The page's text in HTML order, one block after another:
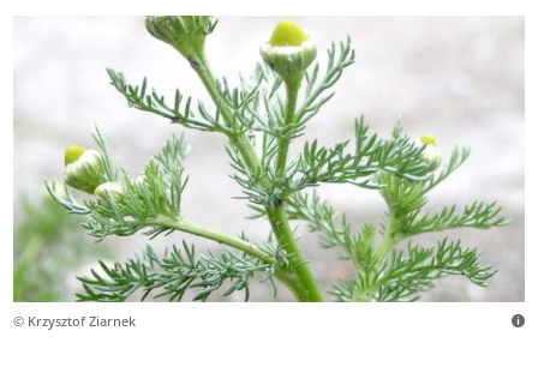
© Krzysztof Ziarnek